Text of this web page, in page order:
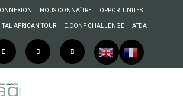
NOUS CONNAÎTRE OPPORTUNITES
AFRICAN TOUR E.CONF CHALLENGE ATDA